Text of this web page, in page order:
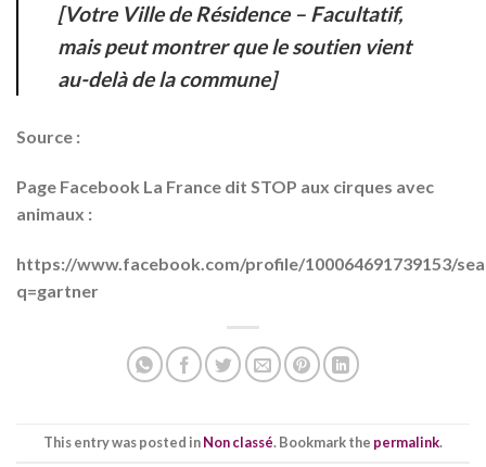
[Votre Ville de Résidence – Facultatif,
mais peut montrer que le soutien vient
au-delà de la commune]
Source :
Page Facebook La France dit STOP aux cirques avec
animaux :
https://www.facebook.com/profile/100064691739153/
q=gartner
This entry was posted inNon classé. Bookmark the permalink.